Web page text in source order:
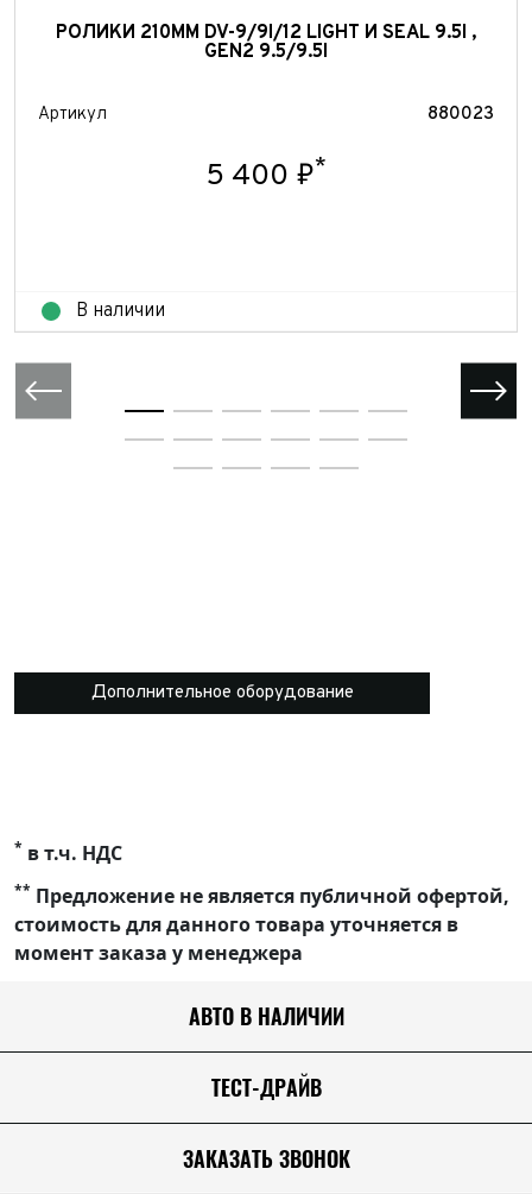
РОЛИКИ 210ММ DV-9/9I/12 LIGHT И SEAL 9.5I ,
GEN2 9.5/9.5I
Артикул 880023
5 400 ₽*
В наличии
Дополнительное оборудование
* в т.ч. НДС
** Предложение не является публичной офертой,
стоимость для данного товара уточняется в
момент заказа у менеджера
АВТО В НАЛИЧИИ
ТЕСТ-ДРАЙВ
ЗАКАЗАТЬ ЗВОНОК